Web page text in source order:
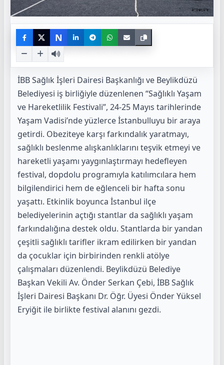
N
İBB Sağlık İşleri Dairesi Başkanlığı ve Beylikdüzü
Belediyesi iş birliğiyle düzenlenen “Sağlıklı Yaşam
ve Hareketlilik Festivali”, 24-25 Mayıs tarihlerinde
Yaşam Vadisi’nde yüzlerce İstanbulluyu bir araya
getirdi. Obeziteye karşı farkındalık yaratmayı,
sağlıklı beslenme alışkanlıklarını teşvik etmeyi ve
hareketli yaşamı yaygınlaştırmayı hedefleyen
festival, dopdolu programıyla katılımcılara hem
bilgilendirici hem de eğlenceli bir hafta sonu
yaşattı. Etkinlik boyunca İstanbul ilçe
belediyelerinin açtığı stantlar da sağlıklı yaşam
farkındalığına destek oldu. Stantlarda bir yandan
çeşitli sağlıklı tarifler ikram edilirken bir yandan
da çocuklar için birbirinden renkli atölye
çalışmaları düzenlendi. Beylikdüzü Belediye
Başkan Vekili Av. Önder Serkan Çebi, İBB Sağlık
İşleri Dairesi Başkanı Dr. Öğr. Üyesi Önder Yüksel
Eryiğit ile birlikte festival alanını gezdi.